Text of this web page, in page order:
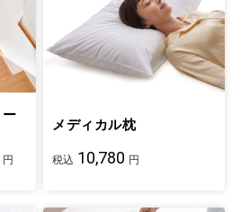
円
メディカル枕
税込 10,780 円